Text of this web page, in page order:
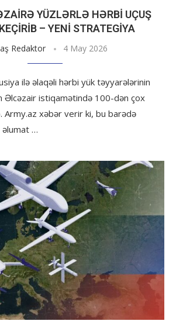
YÜZLƏRLƏ HƏRBI UÇUŞ
– YENI STRATEGIYA
Redaktor 4 May 2026
ilə əlaqəli hərbi yük təyyarələrinin
Əlcəzair istiqamətində 100-dən çox
Army.az xəbər verir ki, bu barədə
əlumat …